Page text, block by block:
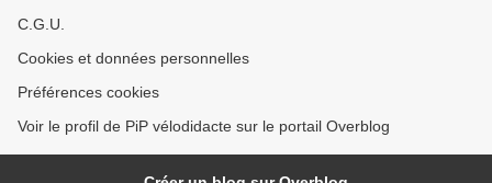
C.G.U.
Cookies et données personnelles
Préférences cookies
Voir le profil de PiP vélodidacte sur le portail Overblog